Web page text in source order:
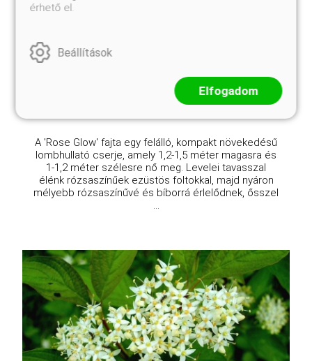
Eredeti ár
Kosárba
A 'Rose Glow' fajta egy felálló, kompakt növekedésű
lombhullató cserje, amely 1,2-1,5 méter magasra és
1-1,2 méter szélesre nő meg. Levelei tavasszal
élénk rózsaszínűek ezüstös foltokkal, majd nyáron
mélyebb rózsaszínűvé és bíborrá érlelődnek, ősszel
...
érhető el.
Beállítások
Elfogadom